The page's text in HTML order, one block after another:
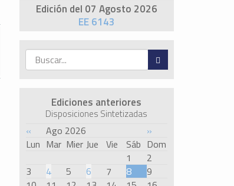
Edición del 07 Agosto 2026
EE 6143
Ediciones anteriores
Disposiciones Sintetizadas
« Ago 2026
»
Lun Mar Mier Jue Vie Sáb Dom
1
2
3
4 5 6 7 8
9